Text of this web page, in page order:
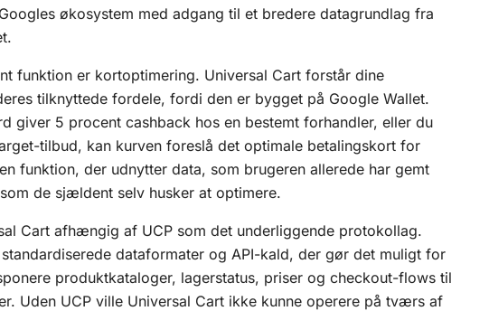
økosystem med adgang til et bredere datagrundlag fra
funktion er kortoptimering. Universal Cart forstår dine
tilknyttede fordele, fordi den er bygget på Google Wallet.
giver 5 procent cashback hos en bestemt forhandler, eller du
tilbud, kan kurven foreslå det optimale betalingskort for
funktion, der udnytter data, som brugeren allerede har gemt
de sjældent selv husker at optimere.
Cart afhængig af UCP som det underliggende protokollag.
dataformater og API-kald, der gør det muligt for
produktkataloger, lagerstatus, priser og checkout-flows til
Uden UCP ville Universal Cart ikke kunne operere på tværs af